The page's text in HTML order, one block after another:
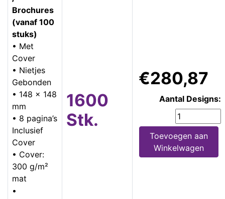
Brochures
(vanaf 100
stuks)
• Met
Cover
• Nietjes
Gebonden
• 148 x 148
mm
• 8 pagina’s
Inclusief
Cover
• Cover:
300 g/m²
mat
•
1600
Stk.
€280,87
Aantal Designs:
Toevoegen aan
Winkelwagen